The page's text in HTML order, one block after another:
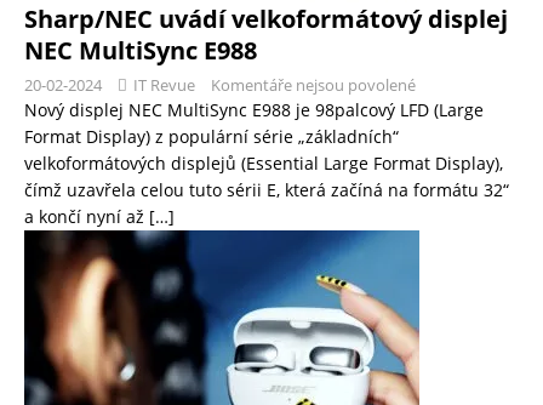
Sharp/NEC uvádí velkoformátový displej
NEC MultiSync E988
20-02-2024 IT Revue Komentáře nejsou povolené
Nový displej NEC MultiSync E988 je 98palcový LFD (Large
Format Display) z populární série „základních“
velkoformátových displejů (Essential Large Format Display),
čímž uzavřela celou tuto sérii E, která začíná na formátu 32“
a končí nyní až […]